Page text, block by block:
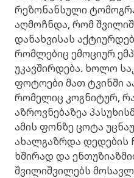
რეზონანსული
აღმოჩნდა, რომ
დანახვისას
რომლებიც ემოციურ
უკავშირდება. ხოლო
ფოტოები მათ ტვინში
რომელიც კოგნიტურ,
აზროვნებაზეა
ამის ფონზე ცოტა
ახალგაზრდა დედების
ხშირად და
შვილიშვილებს